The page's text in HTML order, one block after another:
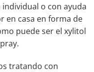
o con ayuda
en casa en forma de
puede ser el xylitol
tratando con